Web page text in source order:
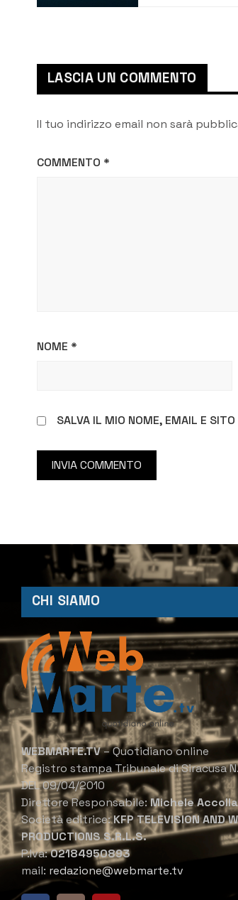
LASCIA UN COMMENTO
Il tuo indirizzo email non sarà
COMMENTO *
NOME *
SALVA IL MIO NOME, EMAIL E
CHI SIAMO
WEBMARTE.TV– Quotidiano online
Registro stampa Tribunale di Siracusa
DEL 09/04/2010
Direttore Responsabile:Michele Accolla
Società editrice:KFP TELEVISION AND
PRODUCTIONS S.R.L.S.
P.Iva:02184950893
mail: redazione@webmarte.tv